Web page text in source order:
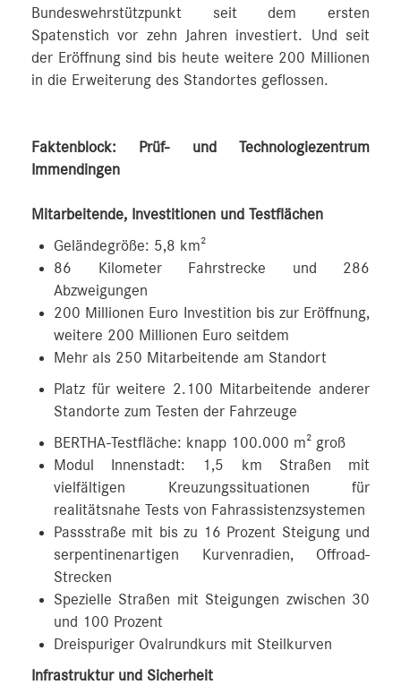
Bundeswehrstützpunkt seit dem ersten
Spatenstich vor zehn Jahren investiert. Und seit
der Eröffnung sind bis heute weitere 200 Millionen
in die Erweiterung des Standortes geflossen.
Faktenblock: Prüf- und Technologiezentrum
Immendingen
Mitarbeitende, Investitionen und Testflächen
Geländegröße: 5,8 km²
86 Kilometer Fahrstrecke und 286
Abzweigungen
200 Millionen Euro Investition bis zur Eröffnung,
weitere 200 Millionen Euro seitdem
Mehr als 250 Mitarbeitende am Standort
Platz für weitere 2.100 Mitarbeitende anderer
Standorte zum Testen der Fahrzeuge
BERTHA-Testfläche: knapp 100.000 m² groß
Modul Innenstadt: 1,5 km Straßen mit
vielfältigen Kreuzungssituationen für
realitätsnahe Tests von Fahrassistenzsystemen
Passstraße mit bis zu 16 Prozent Steigung und
serpentinenartigen Kurvenradien, Offroad-
Strecken
Spezielle Straßen mit Steigungen zwischen 30
und 100 Prozent
Dreispuriger Ovalrundkurs mit Steilkurven
Infrastruktur und Sicherheit